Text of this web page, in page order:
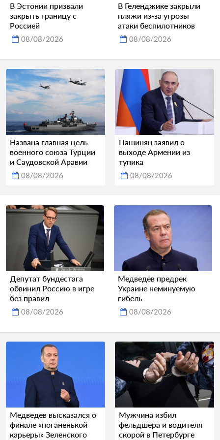
В Эстонии призвали
закрыть границу с
Россией
08/08/2026
В Геленджике закрыли
пляжи из-за угрозы
атаки беспилотников
08/08/2026
Названа главная цель
военного союза Турции
и Саудовской Аравии
08/08/2026
Пашинян заявил о
выходе Армении из
тупика
08/08/2026
Депутат бундестага
обвинил Россию в игре
без правил
08/08/2026
Медведев предрек
Украине неминуемую
гибель
08/08/2026
Медведев высказался о
финале «поганенькой
карьеры» Зеленского
Мужчина избил
фельдшера и водителя
скорой в Петербурге